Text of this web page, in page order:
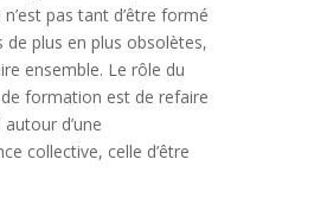
pas tant d’être formé
de plus en plus obsolètes,
ensemble. Le rôle du
formation est de refaire
d’une
collective, celle d’être